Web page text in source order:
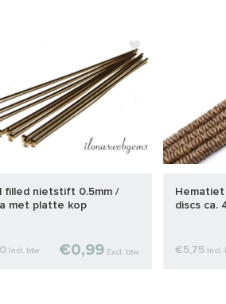
filled nietstift 0.5mm /
met platte kop
Incl. btw €0,99 Excl. btw
discs ca.
€5,75 Incl.